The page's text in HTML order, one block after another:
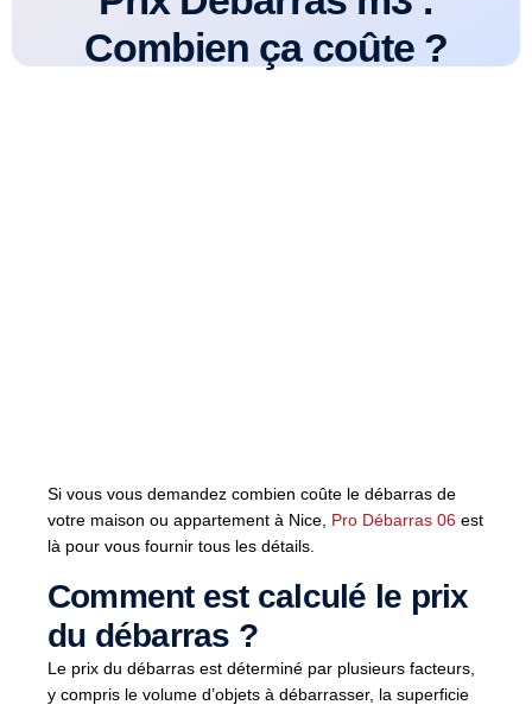
Combien ça coûte ?
Si vous vous demandez combien coûte le débarras de
votre maison ou appartement à Nice, Pro Débarras 06 est
là pour vous fournir tous les détails.
Comment est calculé le prix
du débarras ?
Le prix du débarras est déterminé par plusieurs facteurs,
y compris le volume d’objets à débarrasser, la superficie